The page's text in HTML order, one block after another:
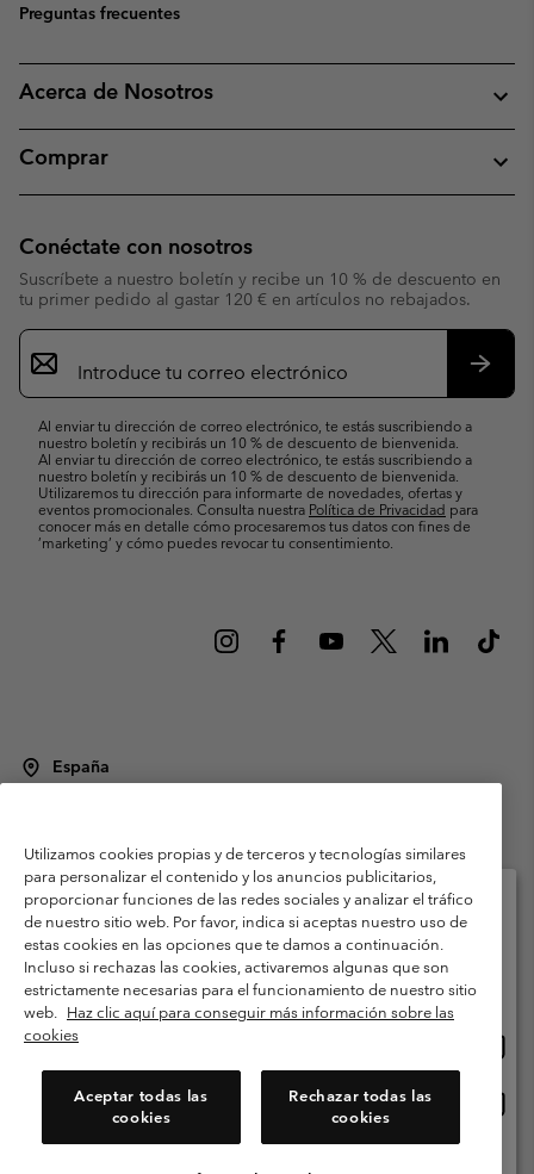
Preguntas frecuentes
Acerca de Nosotros
Comprar
Conéctate con nosotros
Suscríbete a nuestro boletín y recibe un 10 % de descuento en
tu primer pedido al gastar 120 € en artículos no rebajados.
Suscripción
de
correo
Al enviar tu dirección de correo electrónico, te estás suscribiendo a
nuestro boletín y recibirás un 10 % de descuento de bienvenida.
Al enviar tu dirección de correo electrónico, te estás suscribiendo a
nuestro boletín y recibirás un 10 % de descuento de bienvenida.
Utilizaremos tu dirección para informarte de novedades, ofertas y
eventos promocionales. Consulta nuestra Política de Privacidad para
conocer más en detalle cómo procesaremos tus datos con fines de
’marketing’ y cómo puedes revocar tu consentimiento.
España
Condiciones de uso
Terminos de Venta
Garantía
Política de Privacidad
Términos y condiciones del programa de miembros
Términos De Uso Del Contenido Generado Por Los Usuarios
Impressum
Cookies Public CBCR
Utilizamos cookies propias y de terceros y tecnologías similares
para personalizar el contenido y los anuncios publicitarios,
proporcionar funciones de las redes sociales y analizar el tráfico
de nuestro sitio web. Por favor, indica si aceptas nuestro uso de
estas cookies en las opciones que te damos a continuación.
Incluso si rechazas las cookies, activaremos algunas que son
estrictamente necesarias para el funcionamiento de nuestro sitio
web. Haz clic aquí para conseguir más información sobre las
cookies
Aceptar todas las
cookies
Rechazar todas las
cookies
Selecciona tu país e idioma envío
Compras en línea disponibles
línea
España
Ver Todos Los Países